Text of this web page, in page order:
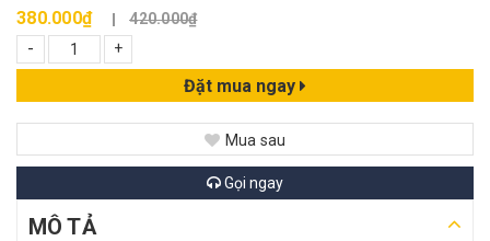
380.000₫ 420.000₫
- +
Đặt mua ngay
Mua sau
Gọi ngay
MÔ TẢ